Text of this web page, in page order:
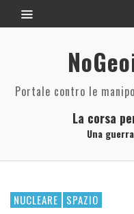
Portale contro le
La corsa
Una
NUCLEARE SPAZIO